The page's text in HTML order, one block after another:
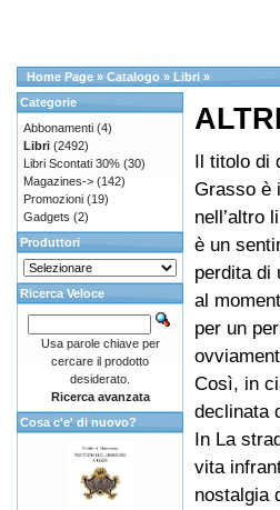
Home Page » Catalogo » Libri »
Il titolo di
Grasso è
nell’altro
è un
perdita di
al
per un
Così, in
declinata
In La
vita
nostalgia
Categorie
Abbonamenti (4)
Libri (2492)
Libri Scontati 30% (30)
Magazines-> (142)
Promozioni (19)
Gadgets (2)
Produttori
Ricerca Veloce
Usa parole chiave per
cercare il prodotto
desiderato.
Ricerca avanzata
Cosa c'e' di nuovo?